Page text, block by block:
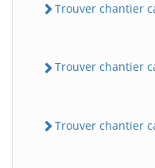
Trouver chantier
Trouver chantier
Trouver chantier